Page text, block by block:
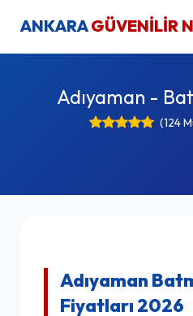
ANKARAGÜVENİLİR
Adıyaman -
(124
Adıyaman
Fiyatları 2026